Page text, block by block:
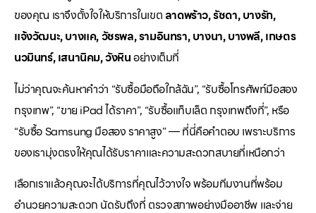
ของคุณ เราจึงตั้งใจให้บริการในเขตลาดพร้าว, รัชดา, บางรัก,
แจ้งวัฒนะ, บางแค, วัชรพล, รามอินทรา, บางนา, บางพลี, เกษตร
นวมินทร์, เสนานิคม, วังหินอย่างเต็มที่
ไม่ว่าคุณจะค้นหาคำว่า “รับซื้อมือถือใกล้ฉัน”, “รับซื้อโทรศัพท์มือสอง
กรุงเทพ”, “ขาย iPad ได้ราคา”, “รับซื้อแท็บเล็ต กรุงเทพถึงที่”, หรือ
“รับซื้อ Samsung มือสอง ราคาสูง” — ที่นี่คือคำตอบ เพราะบริการ
ของเรามุ่งตรงให้คุณได้รับราคาและความสะดวกสบายที่เหนือกว่า
เลือกเราแล้วคุณจะได้บริการที่คุณไว้วางใจ พร้อมทีมงานที่พร้อม
อำนวยความสะดวก นัดรับถึงที่ ตรวจสภาพอย่างมืออาชีพ และจ่าย